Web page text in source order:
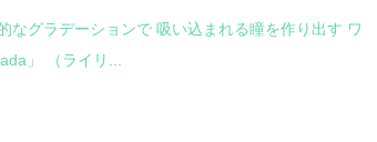
なグラデーションで 吸い込まれる瞳を作り出す ワ
」 （ライリ...